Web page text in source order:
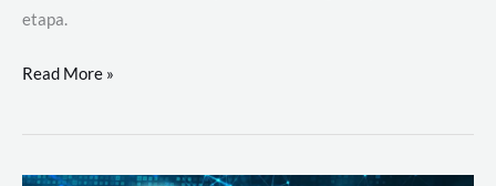
etapa.
DevSecOps
Prática:
Read More »